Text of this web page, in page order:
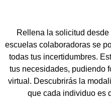
Rellena la solicitud desde
escuelas colaboradoras se
todas tus incertidumbres.
tus necesidades, pudiendo
virtual. Descubrirás la
que cada individuo es